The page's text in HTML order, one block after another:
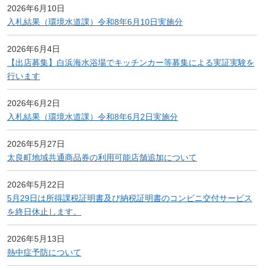
2026年6月10日
入札結果（環境水道課）令和8年6月10日実施分
2026年6月4日
【出店募集】白浜海水浴場でキッチンカー等募集による実証実験を
行います
2026年6月2日
入札結果（環境水道課）令和8年6月2日実施分
2026年5月27日
太良町地域共通商品券の利用可能店舗追加について
2026年5月22日
5月29日は所得課税証明書及び納税証明書のコンビニ交付サービス
を終日休止します。
2026年5月13日
熱中症予防について